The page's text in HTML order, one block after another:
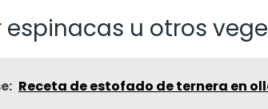
espinacas u otros
Receta de estofado de ternera en